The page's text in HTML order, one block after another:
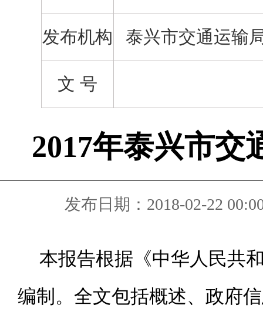
发布机构 泰兴市交通运输
文 号
2017年泰兴市交
发布日期：2018-02-22
本报告根据《中华人民共
编制。全文包括概述、政府